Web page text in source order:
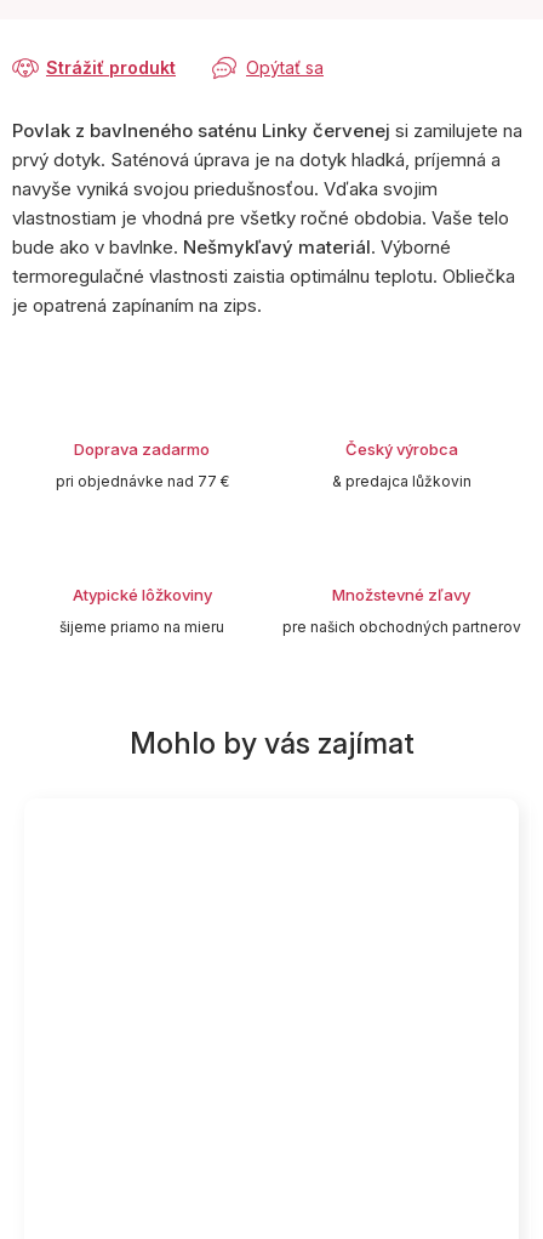
Opýtať sa
Strážiť produkt
Povlak z bavlneného saténu Linky červenej si zamilujete na
prvý dotyk. Saténová úprava je na dotyk hladká, príjemná a
navyše vyniká svojou priedušnosťou. Vďaka svojim
vlastnostiam je vhodná pre všetky ročné obdobia. Vaše telo
bude ako v bavlnke. Nešmykľavý materiál. Výborné
termoregulačné vlastnosti zaistia optimálnu teplotu. Obliečka
je opatrená zapínaním na zips.
Doprava zadarmo
pri objednávke nad 77 €
Český výrobca
& predajca lůžkovin
Atypické lôžkoviny
šijeme priamo na mieru
Množstevné zľavy
pre našich obchodných partnerov